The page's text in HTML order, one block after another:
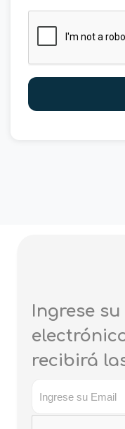
Ingrese
recibirá